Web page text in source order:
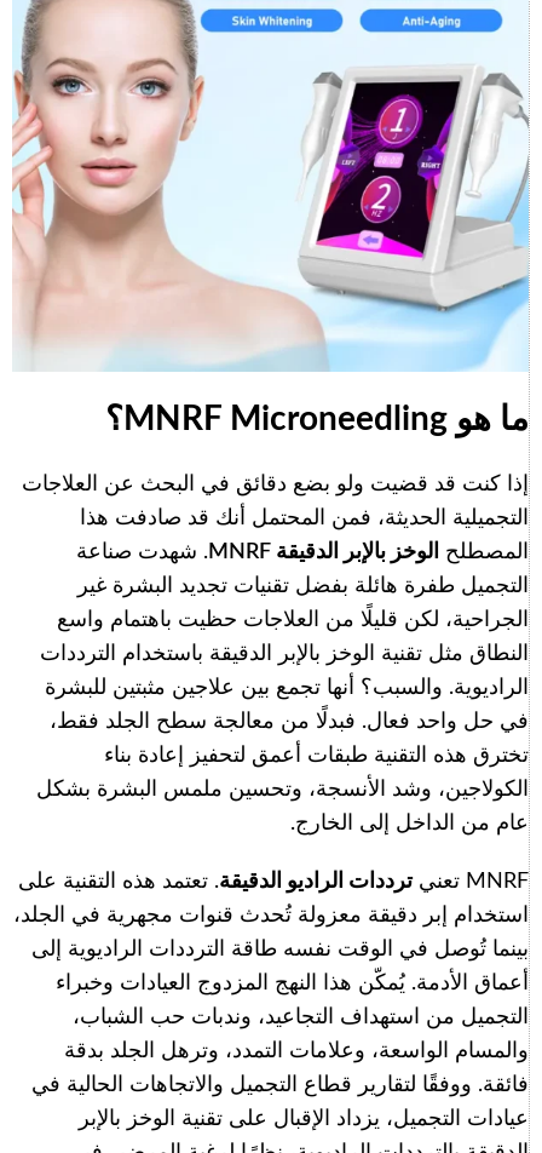
ما هو MNRF Microneedling؟
إذا كنت قد قضيت ولو بضع دقائق في البحث عن العلاجات
التجميلية الحديثة، فمن المحتمل أنك قد صادفت هذا
المصطلح
الوخز بالإبر الدقيقة MNRF
. شهدت صناعة
التجميل طفرة هائلة بفضل تقنيات تجديد البشرة غير
الجراحية، لكن قليلًا من العلاجات حظيت باهتمام واسع
النطاق مثل تقنية الوخز بالإبر الدقيقة باستخدام الترددات
الراديوية. والسبب؟ أنها تجمع بين علاجين مثبتين للبشرة
في حل واحد فعال. فبدلًا من معالجة سطح الجلد فقط،
تخترق هذه التقنية طبقات أعمق لتحفيز إعادة بناء
الكولاجين، وشد الأنسجة، وتحسين ملمس البشرة بشكل
عام من الداخل إلى الخارج.
MNRF تعني ترددات الراديو الدقيقة. تعتمد هذه التقنية على
استخدام إبر دقيقة معزولة تُحدث قنوات مجهرية في الجلد،
بينما تُوصل في الوقت نفسه طاقة الترددات الراديوية إلى
أعماق الأدمة. يُمكّن هذا النهج المزدوج العيادات وخبراء
التجميل من استهداف التجاعيد، وندبات حب الشباب،
والمسام الواسعة، وعلامات التمدد، وترهل الجلد بدقة
فائقة. ووفقًا لتقارير قطاع التجميل والاتجاهات الحالية في
عيادات التجميل، يزداد الإقبال على تقنية الوخز بالإبر